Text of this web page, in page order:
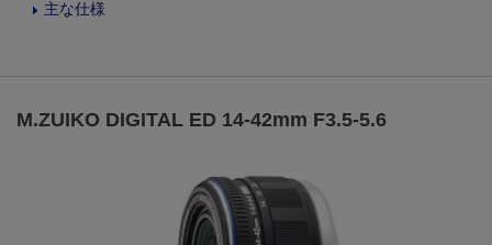
主な仕様
M.ZUIKO DIGITAL ED 14-42mm F3.5-5.6